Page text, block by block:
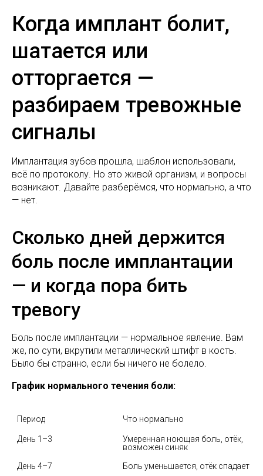
Когда имплант болит,
шатается или
отторгается —
разбираем тревожные
сигналы
Имплантация зубов прошла, шаблон использовали,
всё по протоколу. Но это живой организм, и вопросы
возникают. Давайте разберёмся, что нормально, а что
— нет.
Сколько дней держится
боль после имплантации
— и когда пора бить
тревогу
Боль после имплантации — нормальное явление. Вам
же, по сути, вкрутили металлический штифт в кость.
Было бы странно, если бы ничего не болело.
График нормального течения боли:
Период Что нормально
День 1–3
Умеренная ноющая боль, отёк,
возможен синяк
День 4–7
Боль уменьшается, отёк спадает